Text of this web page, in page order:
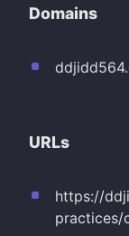
Domains
URLs
https://
practices/